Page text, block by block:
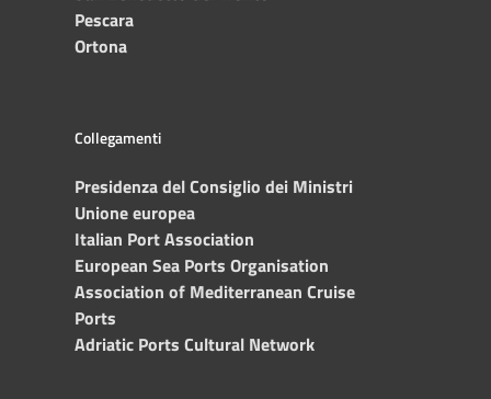
Pescara
Ortona
Collegamenti
Presidenza del Consiglio dei Ministri
Unione europea
Italian Port Association
European Sea Ports Organisation
Association of Mediterranean Cruise
Ports
Adriatic Ports Cultural Network